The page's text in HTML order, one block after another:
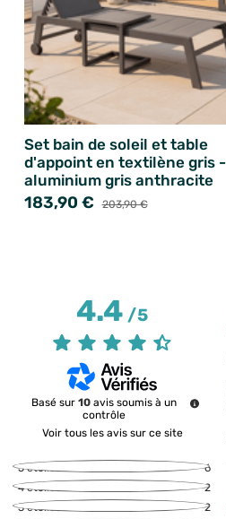
Set bain de soleil et table
d'appoint en textilène gris -
aluminium gris anthracite
183,90 € 203,90 €
4.4/5
Basé sur 10 avis soumis à un
contrôle
Voir tous les avis sur ce site
5étoiles
6
4étoiles
2
3étoiles
2